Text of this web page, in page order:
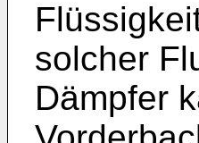
solcher
Dämpfer